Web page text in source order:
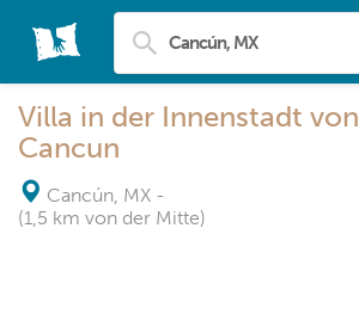
Villa in der Innenstadt von
Cancun
Cancún, MX -
(1,5 km von der Mitte)